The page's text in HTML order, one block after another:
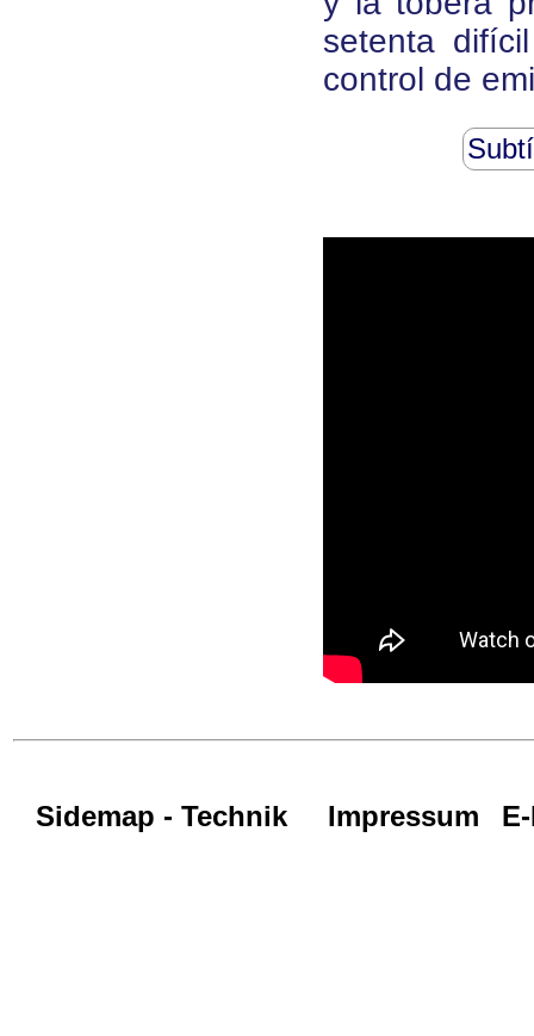
setenta
control de
Sidemap - Technik Impressum